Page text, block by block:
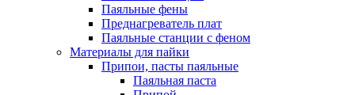
Паяльные фены
Преднагреватель плат
Паяльные станции с феном
Материалы для пайки
Припои, пасты паяльные
Паяльная паста